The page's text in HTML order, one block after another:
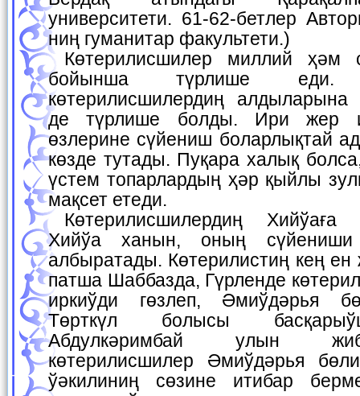
университети. 61-62-бетлер
ниң гуманитар факультети.)
Көтерилисшилер миллий ҳәм социаллық қурамы
бойынша түрлише еди.
көтерилисшилердиң алдыларына
де түрлише болды. Ири жер
өзлерине сүйениш боларлықтай
көзде тутады. Пуқара халық
үстем топарлардың ҳәр қыйлы
мақсет етеди.
Көтерилисшилердиң Хийўаға қарай жылысыўы
Хийўа ханын, оның
албыратады. Көтерилистиң кең
патша Шаббазда, Гүрленде
иркиўди гөзлеп, Әмиўдәрья
Төрткүл болысы
Абдулкәримбай улын
көтерилисшилер Әмиўдәрья
ўәкилиниң сөзине итибар